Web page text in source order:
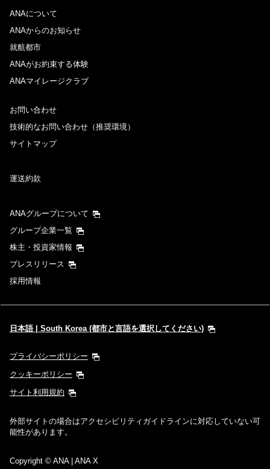
ANAについて
ANAからのお知らせ
就航都市
ANAがお約束する体験
ANAマイレージクラブ
お問い合わせ
技術的なお問い合わせ（推奨環境）
サイトマップ
運送約款
ANAグループについて
グループ企業一覧
株主・投資家情報
プレスリリース
採用情報
日本語 | South Korea (都市と言語を選択してください)
プライバシーポリシー
クッキーポリシー
サイト利用規約
外部サイトの場合はアクセシビリティガイドラインに対応していない可
能性があります。
Copyright © ANA | ANA X